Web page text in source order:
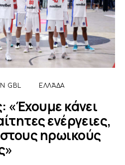
GBL ΕΛΛΆΔΑ
«Έχουμε κάνει
ενέργειες,
ηρωικούς